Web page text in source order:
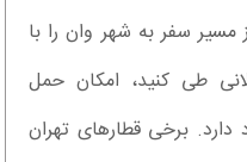
سفر به شهر وان را با
طی کنید، امکان حمل
دارد. برخی قطارهای تهران